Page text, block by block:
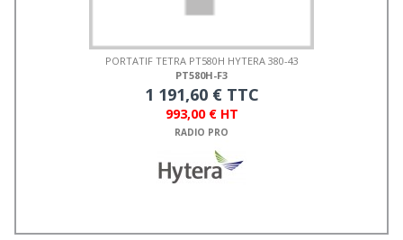
PORTATIF TETRA PT580H HYTERA 380-43
PT580H-F3
1 191,60 € TTC
993,00 € HT
RADIO PRO